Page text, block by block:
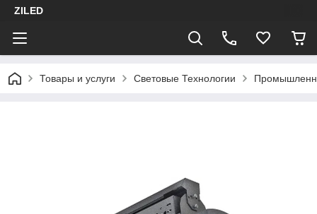
ZILED
Товары и услуги Световые Технологии